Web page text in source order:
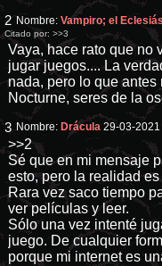
2 Nombre:Vampiro; el
Citado por: >>3
Vaya, hace rato que no
jugar juegos.... La
nada, pero lo que
Nocturne, seres de la
3 Nombre: Drácula 29-03-
>>2
Sé que en mi mensaje
esto, pero la realidad
Rara vez saco tiempo
ver películas y leer.
Sólo una vez intenté
juego. De cualquier
porque mi internet es